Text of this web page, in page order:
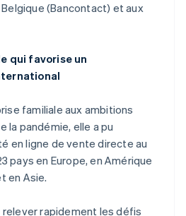
(Bancontact) et aux
qui favorise un
familiale aux ambitions
la pandémie, elle a pu
en ligne de vente directe au
pays en Europe, en Amérique
en Asie.
relever rapidement les défis